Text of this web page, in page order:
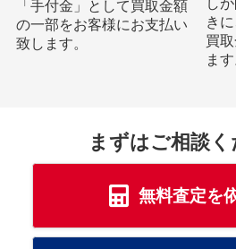
「手付金」として買取金額
の一部をお客様にお支払い
致します。
し
き
買
ます
まずはご相談く
無料査定を